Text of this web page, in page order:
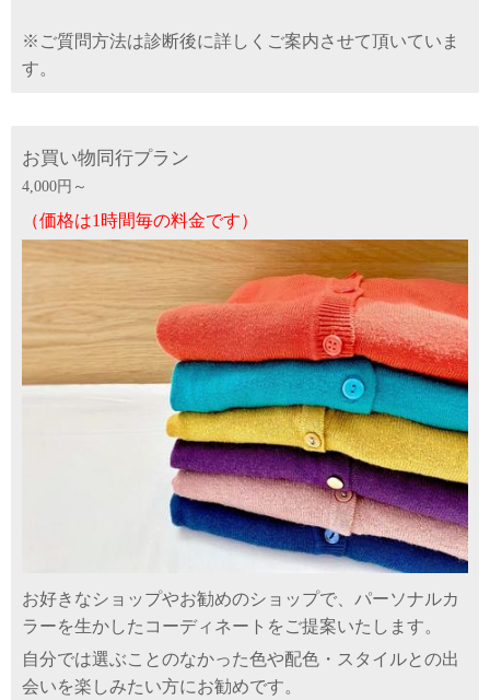
※ご質問方法は診断後に詳しくご案内させて頂いていま
す。
お買い物同行プラン
4,000円～
（価格は1時間毎の料金です）
お好きなショップやお勧めのショップで、パーソナルカ
ラーを生かしたコーディネートをご提案いたします。
自分では選ぶことのなかった色や配色・スタイルとの出
会いを楽しみたい方にお勧めです。